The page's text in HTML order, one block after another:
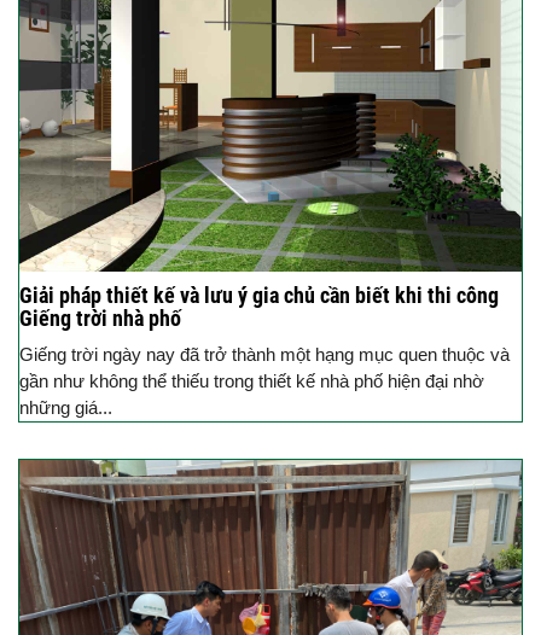
Giải pháp thiết kế và lưu ý gia chủ cần biết khi thi công
Giếng trời nhà phố
Giếng trời ngày nay đã trở thành một hạng mục quen thuộc và
gần như không thể thiếu trong thiết kế nhà phố hiện đại nhờ
những giá...